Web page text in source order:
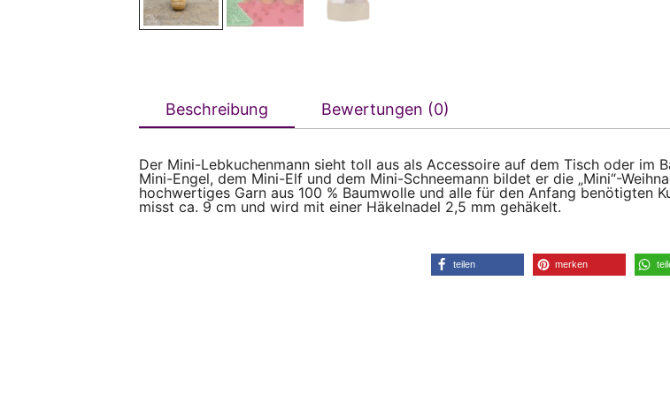
Beschreibung Bewertungen (0)
Der Mini-Lebkuchenmann sieht toll aus als Accessoire auf dem Tisch oder im
Mini-Engel, dem Mini-Elf und dem Mini-Schneemann bildet er die „Mini“-
hochwertiges Garn aus 100 % Baumwolle und alle für den Anfang benötigten
misst ca. 9 cm und wird mit einer Häkelnadel 2,5 mm gehäkelt.
teilen merken